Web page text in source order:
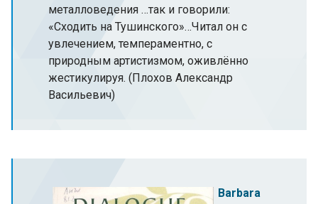
металловедения …так и говорили:
«Сходить на Тушинского»…Читал он с
увлечением, темпераментно, с
природным артистизмом, оживлённо
жестикулируя. (Плохов Александр
Васильевич)
Barbara